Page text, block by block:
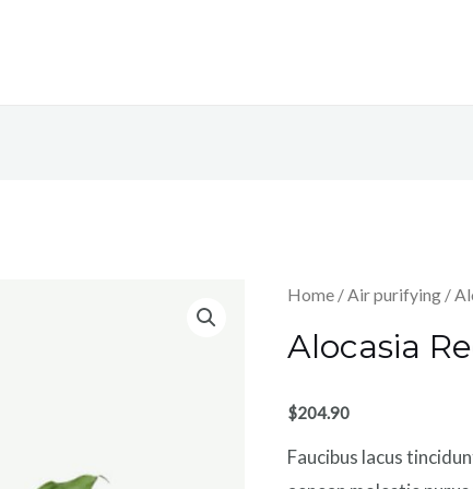
Home/Air purifying/
Alocasia
$204.90
Faucibus lacus